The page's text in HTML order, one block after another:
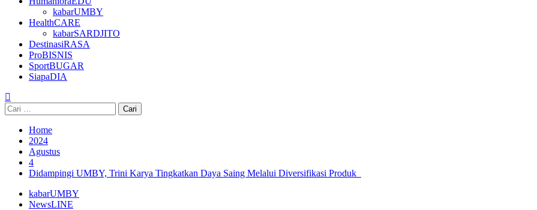
kabarUMBY
HealthCARE
kabarSARDJITO
DestinasiRASA
ProBISNIS
SportBUGAR
SiapaDIA
Cari
untuk:
Home
2024
Agustus
4
Didampingi UMBY, Trini Karya Tingkatkan Daya Saing Melalui Diversifikasi Produk
kabarUMBY
NewsLINE